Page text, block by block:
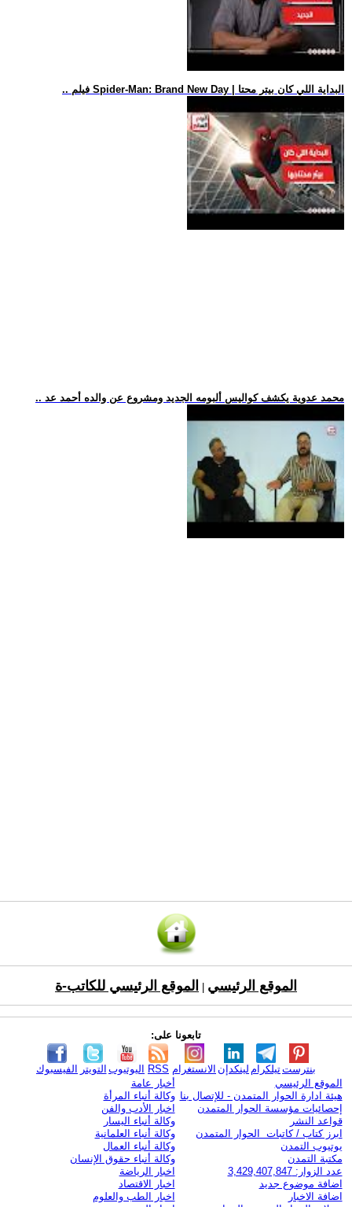
.. فيلم Spider-Man: Brand New Day | البداية اللي كان بيتر محتا
.. محمد عدوية يكشف كواليس ألبومه الجديد ومشروع عن والده أحمد عد
الموقع الرئيسي الموقع الرئيسي للكاتب-ة
تابعونا على:
الفيسبوك التويتر اليوتيوب RSS الانستغرام لينكدإن تيلكرامبنترست
الموقع الرئيسي
هيئة ادارة الحوار المتمدن - للإتصال بنا
إحصائيات مؤسسة الحوار المتمدن
قواعد النشر
ابرز كتاب / كاتبات الحوار المتمدن
يوتيوب التمدن
مكتبة التمدن
عدد الزوار: 3,429,407,847
اضافة موضوع جديد
اضافة الاخبار
أخبار عامة
وكالة أنباء المرأة
اخبار الأدب والفن
وكالة أنباء اليسار
وكالة أنباء العلمانية
وكالة أنباء العمال
وكالة أنباء حقوق الإنسان
اخبار الرياضة
اخبار الاقتصاد
اخبار الطب والعلوم